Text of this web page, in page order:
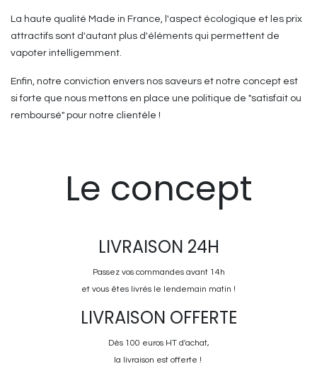
La haute qualité Made in France, l'aspect écologique et les prix
attractifs sont d'autant plus d'éléments qui permettent de
vapoter intelligemment.
Enfin, notre conviction envers nos saveurs et notre concept est
si forte que nous mettons en place une politique de "satisfait ou
remboursé" pour notre clientèle !
Le concept
LIVRAISON 24H
Passez vos commandes avant 14h
et vous êtes livrés le lendemain matin !
LIVRAISON OFFERTE
Dès 100 euros HT d'achat,
la livraison est offerte !